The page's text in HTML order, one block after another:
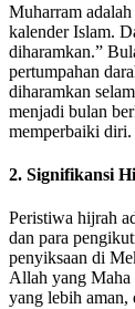
Muharram
kalender Islam.
diharamkan.”
pertumpahan
diharamkan
menjadi bulan
memperbaiki diri.
2. Signifikansi
Peristiwa hijrah
dan para
penyiksaan di
Allah yang Maha
yang lebih aman,